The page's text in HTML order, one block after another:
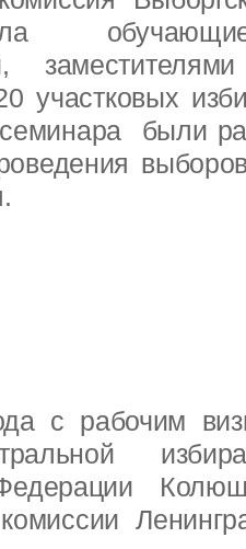
участковых
были
с рабочим
Федерации